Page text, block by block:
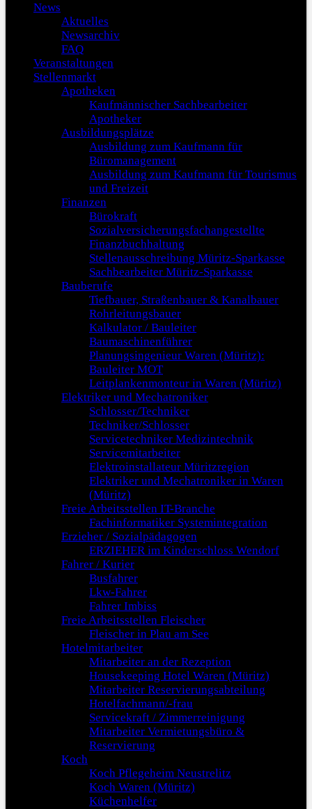
News
Aktuelles
Newsarchiv
FAQ
Veranstaltungen
Stellenmarkt
Apotheken
Kaufmännischer Sachbearbeiter
Apotheker
Ausbildungsplätze
Ausbildung zum Kaufmann für
Büromanagement
Ausbildung zum Kaufmann für Tourismus
und Freizeit
Finanzen
Bürokraft
Sozialversicherungsfachangestellte
Finanzbuchhaltung
Stellenausschreibung Müritz-Sparkasse
Sachbearbeiter Müritz-Sparkasse
Bauberufe
Tiefbauer, Straßenbauer & Kanalbauer
Rohrleitungsbauer
Kalkulator / Bauleiter
Baumaschinenführer
Planungsingenieur Waren (Müritz):
Bauleiter MOT
Leitplankenmonteur in Waren (Müritz)
Elektriker und Mechatroniker
Schlosser/Techniker
Techniker/Schlosser
Servicetechniker Medizintechnik
Servicemitarbeiter
Elektroinstallateur Müritzregion
Elektriker und Mechatroniker in Waren
(Müritz)
Freie Arbeitsstellen IT-Branche
Fachinformatiker Systemintegration
Erzieher / Sozialpädagogen
ERZIEHER im Kinderschloss Wendorf
Fahrer / Kurier
Busfahrer
Lkw-Fahrer
Fahrer Imbiss
Freie Arbeitsstellen Fleischer
Fleischer in Plau am See
Hotelmitarbeiter
Mitarbeiter an der Rezeption
Housekeeping Hotel Waren (Müritz)
Mitarbeiter Reservierungsabteilung
Hotelfachmann/-frau
Servicekraft / Zimmerreinigung
Mitarbeiter Vermietungsbüro &
Reservierung
Koch
Koch Pflegeheim Neustrelitz
Koch Waren (Müritz)
Küchenhelfer